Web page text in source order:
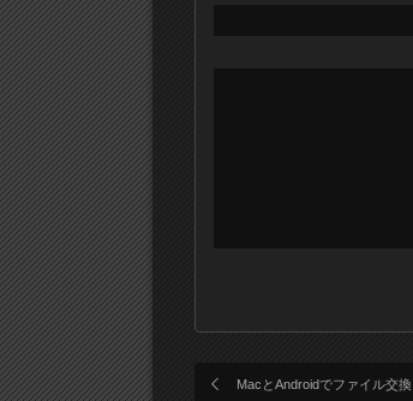
MacとAndroidでファイル交換